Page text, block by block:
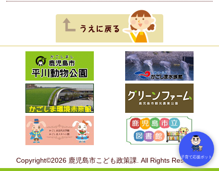
Copyright©2026 鹿児島市こども政策課. All Rights Reserved.
子育て応援ボット